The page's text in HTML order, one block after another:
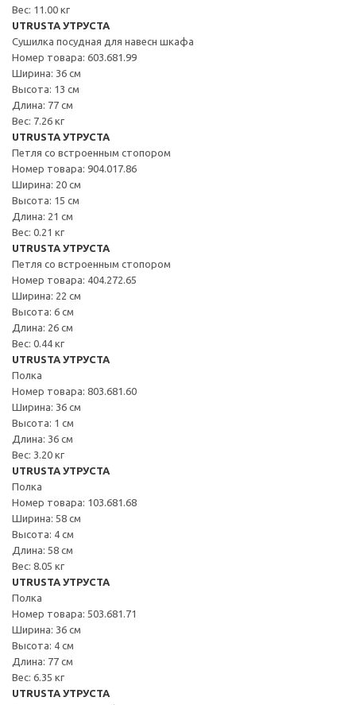
Вес: 11.00 кг
UTRUSTA УТРУСТА
Сушилка посудная для навесн шкафа
Номер товара: 603.681.99
Ширина: 36 см
Высота: 13 см
Длина: 77 см
Вес: 7.26 кг
UTRUSTA УТРУСТА
Петля со встроенным стопором
Номер товара: 904.017.86
Ширина: 20 см
Высота: 15 см
Длина: 21 см
Вес: 0.21 кг
UTRUSTA УТРУСТА
Петля со встроенным стопором
Номер товара: 404.272.65
Ширина: 22 см
Высота: 6 см
Длина: 26 см
Вес: 0.44 кг
UTRUSTA УТРУСТА
Полка
Номер товара: 803.681.60
Ширина: 36 см
Высота: 1 см
Длина: 36 см
Вес: 3.20 кг
UTRUSTA УТРУСТА
Полка
Номер товара: 103.681.68
Ширина: 58 см
Высота: 4 см
Длина: 58 см
Вес: 8.05 кг
UTRUSTA УТРУСТА
Полка
Номер товара: 503.681.71
Ширина: 36 см
Высота: 4 см
Длина: 77 см
Вес: 6.35 кг
UTRUSTA УТРУСТА